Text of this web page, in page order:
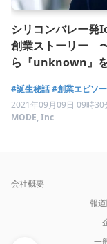
シリコンバレー発
創業ストーリー
ら『unknown』
#誕生秘話#創業エピソ
2021年09月09日 09時30
MODE, Inc
会社概要
報